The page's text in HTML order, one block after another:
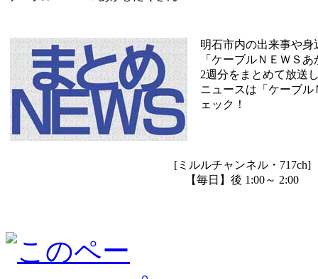
明石市内の出来事や
「ケーブルＮＥＷＳ
2週分をまとめて放送
ニュースは「ケーブ
ェック！
[ミルルチャンネル・717ch]
【毎日】後 1:00～ 2:00